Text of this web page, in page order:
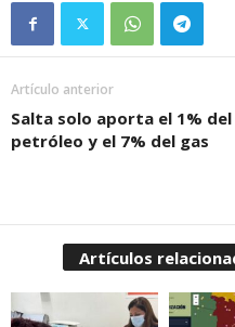
Artículo anterior
Salta solo aporta el 1% del
petróleo y el 7% del gas
Artículos